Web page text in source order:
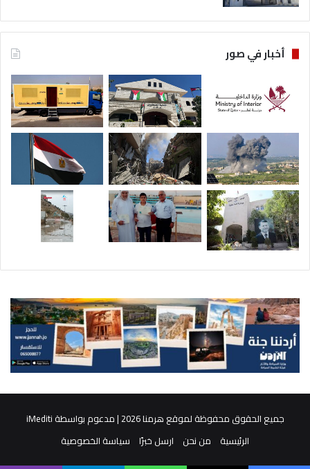
أخبار في صور
جميع الحقوق محفوظة لموقع هرمنا 2026 | مدعوم بواسطة
iMediti
الرئيسية
من نحن ارسل خبرًا سياسة الخصوصية